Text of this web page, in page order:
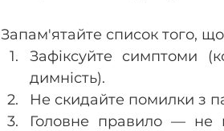
Запам'ятайте список того,
Зафіксуйте симптоми
димність).
Не скидайте помилки з
Головне правило — не